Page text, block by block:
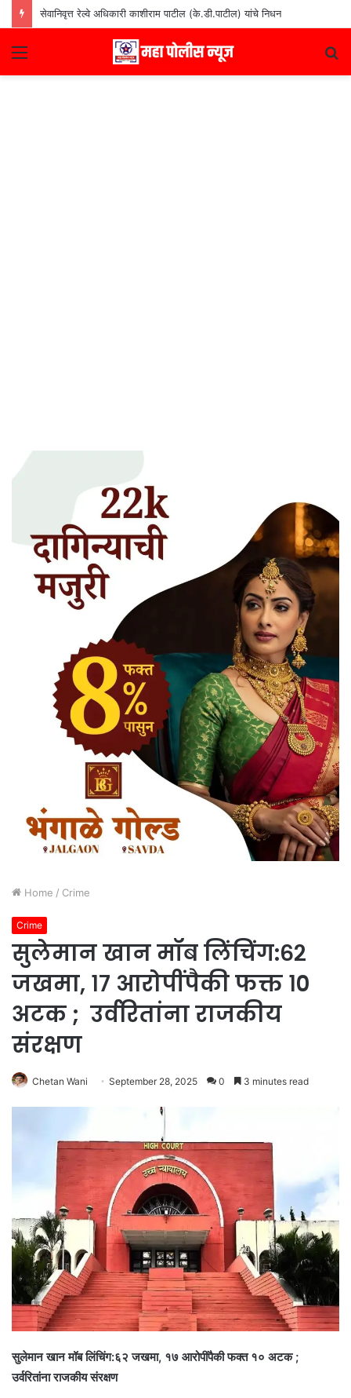
सेवानिवृत्त रेल्वे अधिकारी काशीराम पाटील (के.डी.पाटील) यांचे निधन
Menu
Home / Crime
Crime
सुलेमान खान मॉब लिंचिंग:६२
जखमा, १७ आरोपींपैकी फक्त १०
अटक ; उर्वरितांना राजकीय
संरक्षण
Chetan Wani September 28, 2025 0 3 minutes read
सुलेमान खान मॉब लिंचिंग:६२ जखमा, १७ आरोपींपैकी फक्त १० अटक ;
उर्वरितांना राजकीय संरक्षण